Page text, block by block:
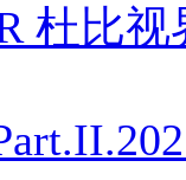
杜比视